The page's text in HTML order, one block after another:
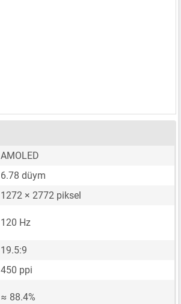
AMOLED
6.78 düym
1272 × 2772 piksel
120 Hz
19.5:9
450 ppi
≈ 88.4%